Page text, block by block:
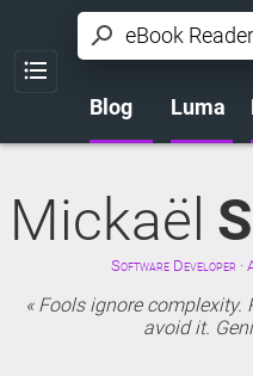
Menu
🏠
Blog
🐌
Luma
Mickaël
Software Developer ·
Fools ignore complexity.
avoid it.